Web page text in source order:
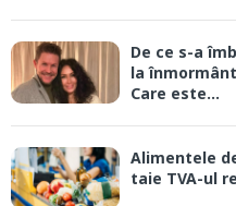
De ce s-a
la
Care este...
Alimentele
taie TVA-ul